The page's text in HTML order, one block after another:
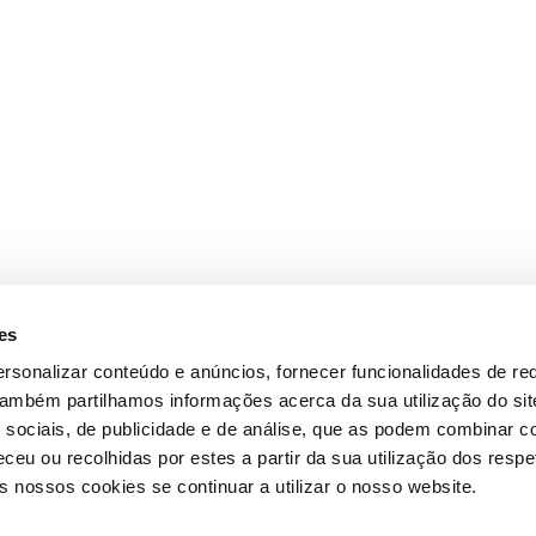
conteúdo e anúncios, fornecer funcionalidades de
partilhamos informações acerca da sua utilização do
de publicidade e de análise, que as podem combinar
ou recolhidas por estes a partir da sua utilização dos
nossos cookies se continuar a utilizar o nosso website.